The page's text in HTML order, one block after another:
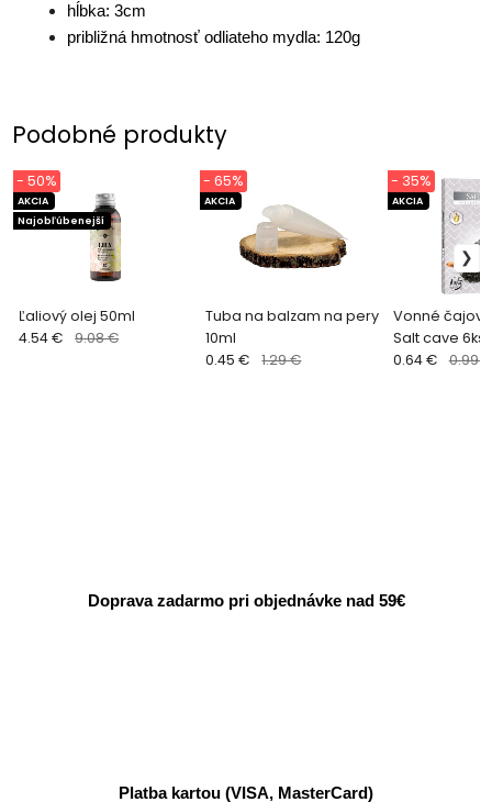
hĺbka: 3cm
približná hmotnosť odliateho mydla: 120g
Podobné produkty
Ľaliový olej 50ml
AKCIA
Najobľúbenejší
- 50%
4.54 € 9.08 €
Tuba na balzam na pery
10ml
AKCIA
- 65%
0.45 € 1.29 €
Vonné
Salt cave 6ks
AKCIA
- 35%
0.64 € 0.99 €
Doprava zadarmo pri objednávke nad 59€
Platba kartou (VISA, MasterCard)